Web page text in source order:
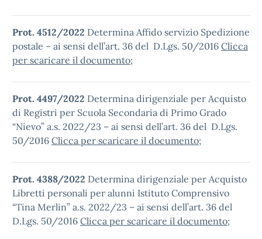
Prot. 4512/2022 Determina Affido servizio Spedizione
postale – ai sensi dell’art. 36 del D.Lgs. 50/2016 Clicca
per scaricare il documento;
Prot. 4497/2022 Determina dirigenziale per Acquisto
di Registri per Scuola Secondaria di Primo Grado
“Nievo” a.s. 2022/23 – ai sensi dell’art. 36 del D.Lgs.
50/2016 Clicca per scaricare il documento;
Prot. 4388/2022 Determina dirigenziale per Acquisto
Libretti personali per alunni Istituto Comprensivo
“Tina Merlin” a.s. 2022/23 – ai sensi dell’art. 36 del
D.Lgs. 50/2016 Clicca per scaricare il documento;